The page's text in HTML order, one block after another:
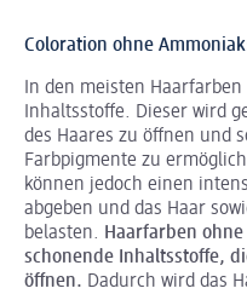
Coloration ohne
In den meisten
Inhaltsstoffe. Dieser wird
des Haares zu öffnen und
Farbpigmente zu
können jedoch einen
abgeben und das Haar
belasten. Haarfarben
schonende Inhaltsstoffe,
öffnen. Dadurch wird das